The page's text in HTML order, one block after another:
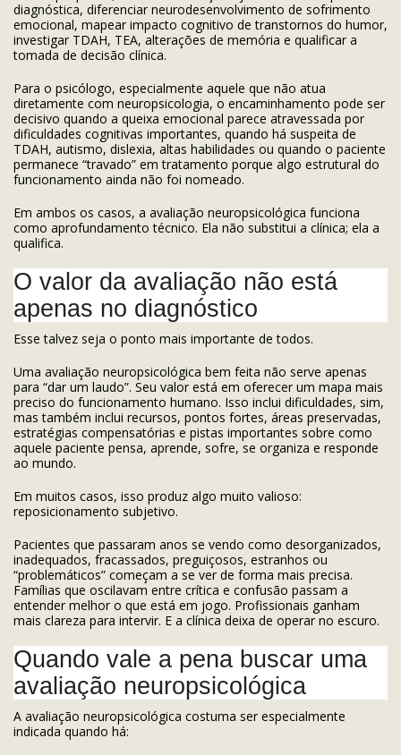
diagnóstica, diferenciar neurodesenvolvimento de sofrimento
emocional, mapear impacto cognitivo de transtornos do humor,
investigar TDAH, TEA, alterações de memória e qualificar a
tomada de decisão clínica.
Para o psicólogo, especialmente aquele que não atua
diretamente com neuropsicologia, o encaminhamento pode ser
decisivo quando a queixa emocional parece atravessada por
dificuldades cognitivas importantes, quando há suspeita de
TDAH, autismo, dislexia, altas habilidades ou quando o paciente
permanece “travado” em tratamento porque algo estrutural do
funcionamento ainda não foi nomeado.
Em ambos os casos, a avaliação neuropsicológica funciona
como aprofundamento técnico. Ela não substitui a clínica; ela a
qualifica.
O valor da avaliação não está
apenas no diagnóstico
Esse talvez seja o ponto mais importante de todos.
Uma avaliação neuropsicológica bem feita não serve apenas
para “dar um laudo”. Seu valor está em oferecer um mapa mais
preciso do funcionamento humano. Isso inclui dificuldades, sim,
mas também inclui recursos, pontos fortes, áreas preservadas,
estratégias compensatórias e pistas importantes sobre como
aquele paciente pensa, aprende, sofre, se organiza e responde
ao mundo.
Em muitos casos, isso produz algo muito valioso:
reposicionamento subjetivo.
Pacientes que passaram anos se vendo como desorganizados,
inadequados, fracassados, preguiçosos, estranhos ou
“problemáticos” começam a se ver de forma mais precisa.
Famílias que oscilavam entre crítica e confusão passam a
entender melhor o que está em jogo. Profissionais ganham
mais clareza para intervir. E a clínica deixa de operar no escuro.
Quando vale a pena buscar uma
avaliação neuropsicológica
A avaliação neuropsicológica costuma ser especialmente
indicada quando há: